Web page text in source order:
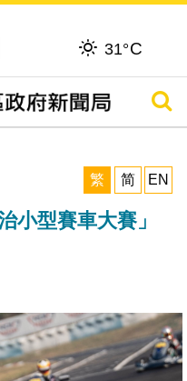
31°C
搜尋
繁
简 EN
小型賽車大賽」